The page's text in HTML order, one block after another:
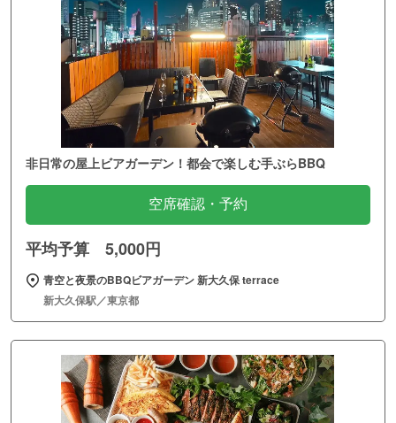
非日常の屋上ビアガーデン！都会で楽しむ手ぶらBBQ
空席確認・予約
平均予算 5,000円
青空と夜景のBBQビアガーデン 新大久保 terrace
新大久保駅／東京都